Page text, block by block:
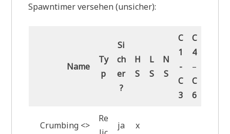
Spawntimer versehen (unsicher):
Name
Ty
p
Si
ch
er
?
H
S
L
S
N
S
C
1
-
C
3
C
4
–
C
6
Crumbing <>
Re
ja x